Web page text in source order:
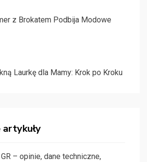
z Brokatem Podbija Modowe
Laurkę dla Mamy: Krok po Kroku
– opinie, dane techniczne,